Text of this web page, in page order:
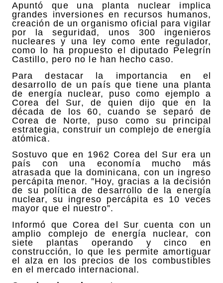
Apuntó que una planta nuclear implica
grandes inversiones en recursos humanos,
creación de un organismo oficial para vigilar
por la seguridad, unos 300 ingenieros
nucleares y una ley como ente regulador,
como lo ha propuesto el diputado Pelegrín
Castillo, pero no le han hecho caso.
Para destacar la importancia en el
desarrollo de un país que tiene una planta
de energía nuclear, puso como ejemplo a
Corea del Sur, de quien dijo que en la
década de los 60, cuando se separó de
Corea de Norte, puso como su principal
estrategia, construir un complejo de energía
atómica.
Sostuvo que en 1962 Corea del Sur era un
país con una economía mucho más
atrasada que la dominicana, con un ingreso
percápita menor. ”Hoy, gracias a la decisión
de su política de desarrollo de la energía
nuclear, su ingreso percápita es 10 veces
mayor que el nuestro”.
Informó que Corea del Sur cuenta con un
amplio complejo de energía nuclear, con
siete plantas operando y cinco en
construcción, lo que les permite amortiguar
el alza en los precios de los combustibles
en el mercado internacional.